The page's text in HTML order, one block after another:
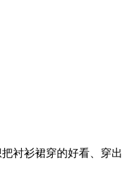
衬衫裙穿的好看、穿出